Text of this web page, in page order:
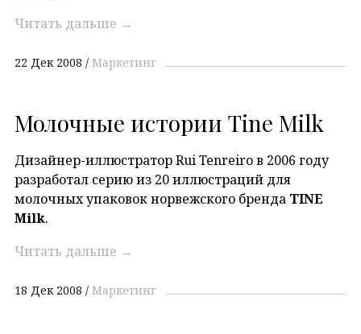
Читать дальше →
22 Дек 2008 Маркетинг
Молочные истории Tine Milk
Дизайнер-иллюстратор Rui Tenreiro в 2006 году
разработал серию из 20 иллюстраций для
молочных упаковок норвежского бренда TINE
Milk.
Читать дальше →
18 Дек 2008 Маркетинг